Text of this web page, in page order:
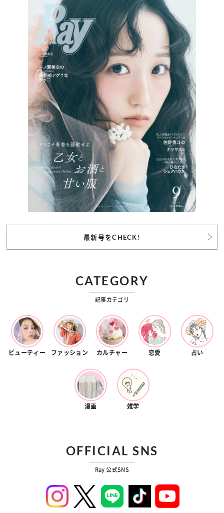
最新号をCHECK!
CATEGORY
記事カテゴリ
ビューティー ファッション カルチャー 恋愛 占い
漫画 雑学
OFFICIAL SNS
Ray 公式SNS